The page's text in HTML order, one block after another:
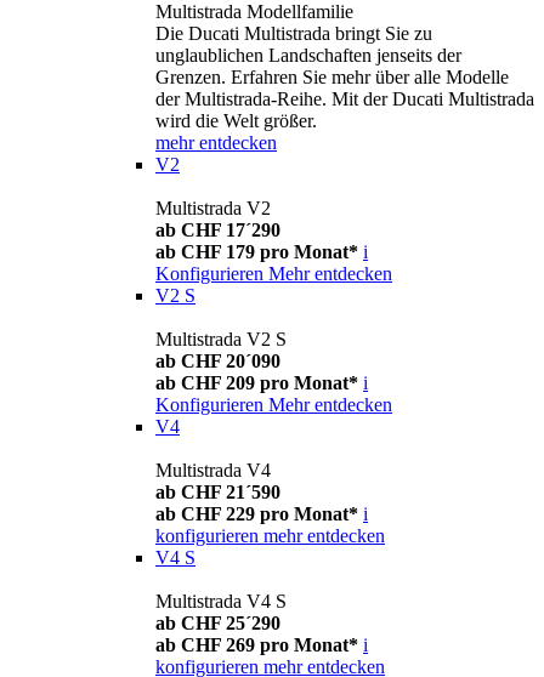
Multistrada Modellfamilie
Die Ducati Multistrada bringt Sie zu
unglaublichen Landschaften jenseits der
Grenzen. Erfahren Sie mehr über alle Modelle
der Multistrada-Reihe. Mit der Ducati Multistrada
wird die Welt größer.
mehr entdecken
V2
Multistrada V2
ab CHF 17´290
ab CHF 179 pro Monat* i
Konfigurieren Mehr entdecken
V2 S
Multistrada V2 S
ab CHF 20´090
ab CHF 209 pro Monat* i
Konfigurieren Mehr entdecken
V4
Multistrada V4
ab CHF 21´590
ab CHF 229 pro Monat* i
konfigurieren mehr entdecken
V4 S
Multistrada V4 S
ab CHF 25´290
ab CHF 269 pro Monat* i
konfigurieren mehr entdecken